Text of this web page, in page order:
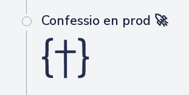
Confessio en prod 🚀